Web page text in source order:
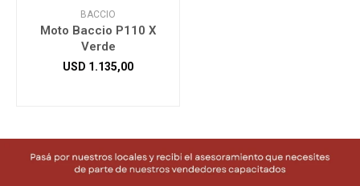
BACCIO
Moto Baccio P110 X
Verde
USD 1.135,00